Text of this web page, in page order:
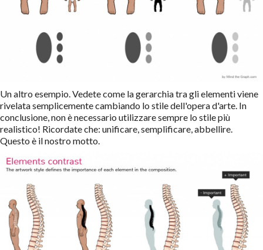
Un altro esempio. Vedete come la gerarchia tra gli elementi viene
rivelata semplicemente cambiando lo stile dell'opera d'arte. In
conclusione, non è necessario utilizzare sempre lo stile più
realistico! Ricordate che: unificare, semplificare, abbellire.
Questo è il nostro motto.